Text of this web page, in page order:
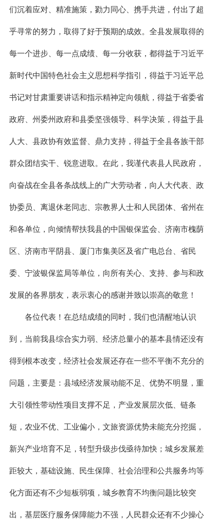
们沉着应对、精准施策，勠力同心、携手共进，付出了超
乎寻常的努力，取得了好于预期的成效。全县发展取得的
每一个进步、每一点成绩、每一分收获，都得益于习近平
新时代中国特色社会主义思想科学指引，得益于习近平总
书记对甘肃重要讲话和指示精神定向领航，得益于省委省
政府、州委州政府和县委坚强领导、科学决策，得益于县
人大、县政协有效监督、鼎力支持，得益于全县各族干部
群众团结实干、锐意进取。在此，我谨代表县人民政府，
向奋战在全县各条战线上的广大劳动者，向人大代表、政
协委员、离退休老同志、宗教界人士和人民团体、省州在
和各单位，向倾情帮扶我县的中国银保监会、济南市槐荫
区、济南市平阴县、厦门市集美区及省广电总台、省民
委、宁波银保监局等单位，向所有关心、支持、参与和政
发展的各界朋友，表示衷心的感谢并致以崇高的敬意！
各位代表！在总结成绩的同时，我们也清醒地认识
到，当前我县综合实力弱、经济总量小的基本县情还没有
得到根本改变，经济社会发展还存在一些不平衡不充分的
问题，主要是：县域经济发展动能不足、优势不明显，重
大引领性带动性项目支撑不足，产业发展层次低、链条
短，农业不优、工业偏小，文旅资源优势未能充分挖掘，
新兴产业培育不足，转型升级步伐亟待加快；城乡发展差
距较大，基础设施、民生保障、社会治理和公共服务均等
化方面还有不少短板弱项，城乡教育不均衡问题比较突
出，基层医疗服务保障能力不强，人民群众还有不少操心